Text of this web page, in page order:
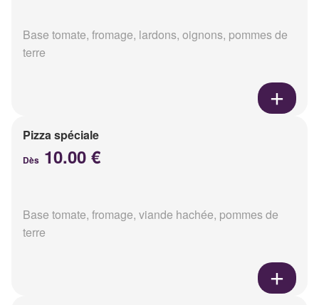
Base tomate, fromage, lardons, oignons, pommes de
terre
Pizza spéciale
Dès 10.00 €
Base tomate, fromage, viande hachée, pommes de
terre